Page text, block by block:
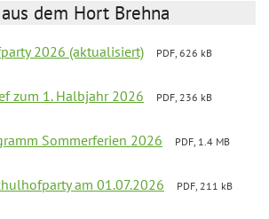
dem Hort Brehna
2026 (aktualisiert)
PDF, 626 kB
zum 1. Halbjahr 2026
PDF, 236 kB
Sommerferien 2026
PDF, 1.4 MB
am 01.07.2026
PDF, 211 kB